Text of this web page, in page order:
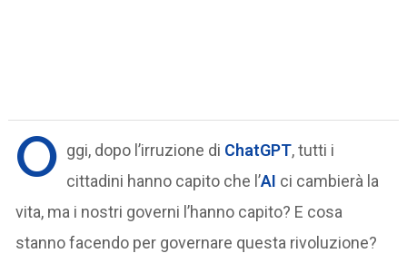
O ggi, dopo l’irruzione di ChatGPT, tutti i
cittadini hanno capito che l’AI ci cambierà la
vita, ma i nostri governi l’hanno capito? E cosa
stanno facendo per governare questa rivoluzione?